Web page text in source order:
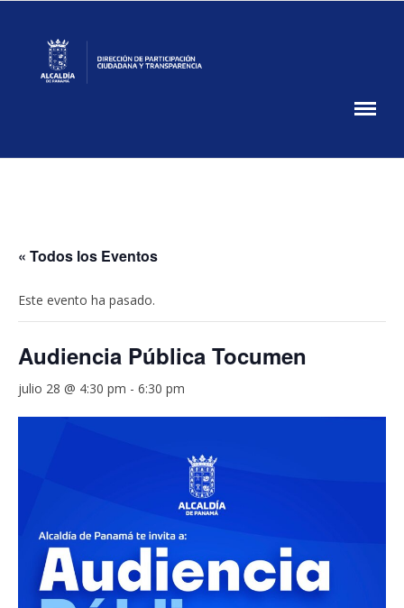
Participación
Ciudadana
« Todos los Eventos
Este evento ha pasado.
Audiencia Pública Tocumen
julio 28 @ 4:30 pm - 6:30 pm